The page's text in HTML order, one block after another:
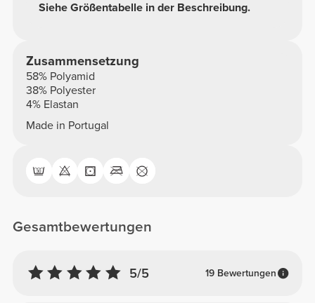
Siehe Größentabelle in der Beschreibung.
Zusammensetzung
58% Polyamid
38% Polyester
4% Elastan
Made in Portugal
Gesamtbewertungen
5/5 19 Bewertungen